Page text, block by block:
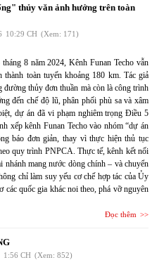
thủy văn ảnh hưởng trên toàn
10:29 CH (Xem: 171)
8 năm 2024, Kênh Funan Techo vẫn
toàn tuyến khoảng 180 km. Tác giả
thủy đơn thuần mà còn là công trình
đến chế độ lũ, phân phối phù sa và xâm
dự án đã vi phạm nghiêm trọng Điều 5
xếp kênh Funan Techo vào nhóm “dự án
báo đơn giản, thay vì thực hiện thủ tục
quy trình PNPCA. Thực tế, kênh kết nối
mang nước dòng chính – và chuyển
chỉ làm suy yếu cơ chế hợp tác của Ủy
quốc gia khác noi theo, phá vỡ nguyên
Đọc thêm
1:56 CH (Xem: 852)